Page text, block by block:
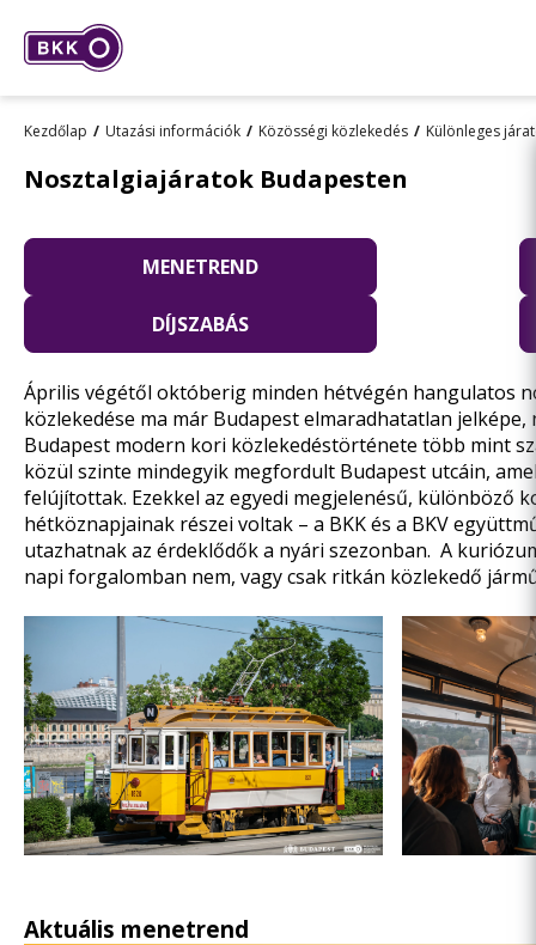
Kezdőlap Utazási információk Közösségi közlekedés Különleges
Nosztalgiajáratok Budapesten
MENETREND
DÍJSZABÁS
Április végétől októberig minden hétvégén hangulatos
közlekedése ma már Budapest elmaradhatatlan
Budapest modern kori közlekedéstörténete több mint
közül szinte mindegyik megfordult Budapest utcáin,
felújítottak. Ezekkel az egyedi megjelenésű, különböző
hétköznapjainak részei voltak – a BKK és a BKV
utazhatnak az érdeklődők a nyári szezonban. A
napi forgalomban nem, vagy csak ritkán közlekedő
Aktuális menetrend